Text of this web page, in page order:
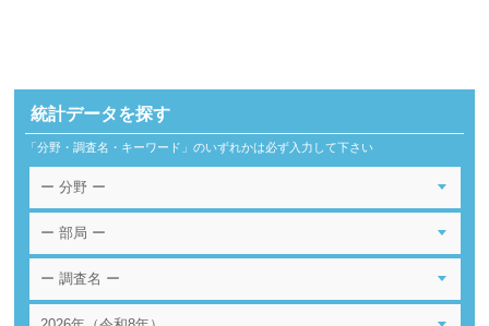
統計データを探す
「分野・調査名・キーワード」のいずれかは必ず入力して下さい